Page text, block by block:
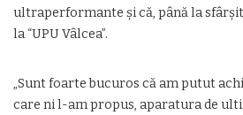
ultraperformante şi că, până la
la “UPU Vâlcea”.
„Sunt foarte bucuros că am putut
care ni l-am propus, aparatura de